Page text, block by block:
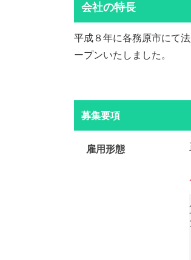
会社の特長
平成８年に各務原市にて
ープンいたしました。
募集要項
雇用形態